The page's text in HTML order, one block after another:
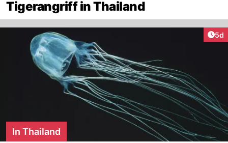
Tigerangriff in Thailand
5d
In Thailand